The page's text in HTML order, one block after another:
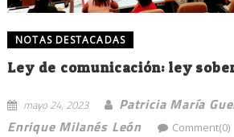
NOTAS DESTACADAS
Ley de comunicación: ley
mayo 24, 2023
Patricia María
Enrique Milanés León
Comment(0)